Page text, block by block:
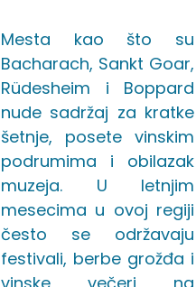
Mesta kao što su
Bacharach, Sankt Goar,
Rüdesheim i Boppard
nude sadržaj za kratke
šetnje, posete vinskim
podrumima i obilazak
muzeja. U letnjim
mesecima u ovoj regiji
često se održavaju
festivali, berbe grožđa i